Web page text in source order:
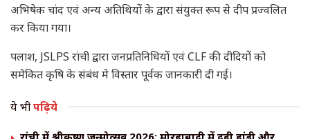
अभिषेक चांद एवं अन्य अतिथियों के द्वारा संयुक्त रूप से दीप प्रज्वलित
कर किया गया।
पलाश, JSLPS रांची द्वारा जनप्रतिनिधियों एवं CLF की दीदियों को
समेकित कृषि के संबंध मे विस्तार पूर्वक जानकारी दी गई।
ये भीपढ़िये
रांची में श्रीकृष्ण जन्मोत्सव 2026: मोरहाबादी में दही हांडी और